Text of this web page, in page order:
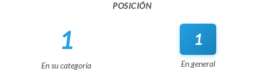
POSICIÓN
1
En su categoría
1
En general